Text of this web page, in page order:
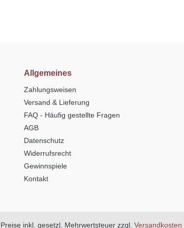
Allgemeines
Zahlungsweisen
Versand & Lieferung
FAQ - Häufig gestellte Fragen
AGB
Datenschutz
Widerrufsrecht
Gewinnspiele
Kontakt
inkl. gesetzl. Mehrwertsteuer zzgl. Versandkosten